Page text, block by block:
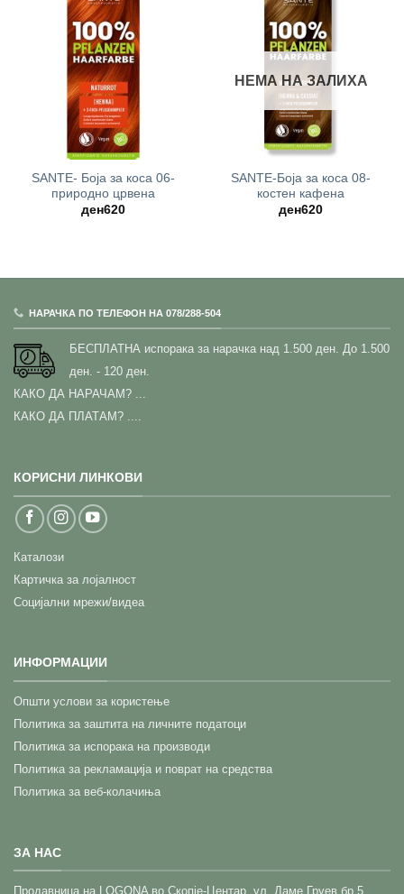
SANTE- Боја за коса 06-
природно црвена
ден620
НЕМА НА ЗАЛИХА
SANTE-Боја за коса 08-
костен кафена
ден620
НАРАЧКА ПО ТЕЛЕФОН НА 078/288-504
БЕСПЛАТНА испорака за нарачка над 1.500 ден. До 1.500
ден. - 120 ден.
КАКО ДА НАРАЧАМ? ...
КАКО ДА ПЛАТАМ? ....
КОРИСНИ ЛИНКОВИ
Каталози
Картичка за лојалност
Социјални мрежи/видеа
ИНФОРМАЦИИ
Општи услови за користење
Политика за заштита на личните податоци
Политика за испорака на производи
Политика за рекламација и поврат на средства
Политика за веб-колачиња
ЗА НАС
Прoдавница на LOGONA во Скопје-Центар, ул. Даме Груев бр.5